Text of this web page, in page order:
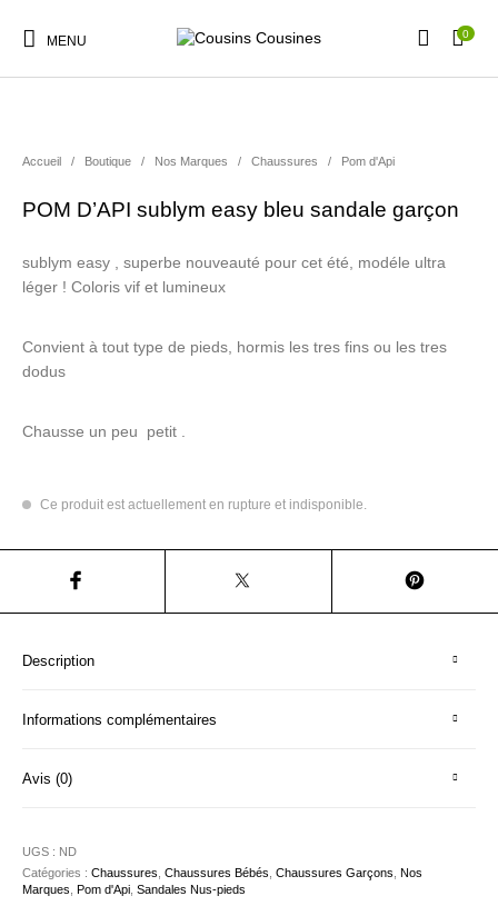
MENU 0
Nouveautés Promotions Chaussures Vêtements Filles
Vêtements Garçons
Accueil / Boutique / Nos Marques / Chaussures / Pom d'Api
POM D’API sublym easy bleu sandale garçon
sublym easy , superbe nouveauté pour cet été, modéle ultra
léger ! Coloris vif et lumineux
Convient à tout type de pieds, hormis les tres fins ou les tres
dodus
Chausse un peu petit .
Ce produit est actuellement en rupture et indisponible.
Description
Informations complémentaires
Avis (0)
UGS : ND
Catégories :Chaussures ,Chaussures Bébés ,Chaussures Garçons ,Nos
Marques ,Pom d'Api ,Sandales Nus-pieds